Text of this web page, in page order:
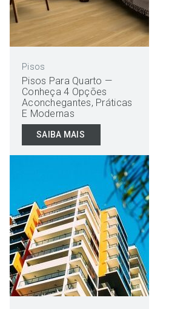
Pisos
Pisos Para Quarto —
Conheça 4 Opções
Aconchegantes, Práticas
E Modernas
SAIBA MAIS